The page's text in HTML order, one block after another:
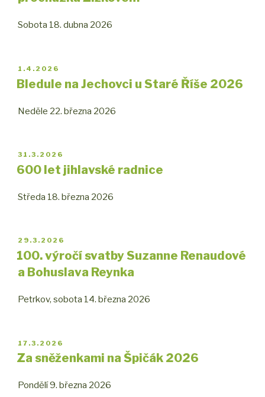
Sobota 18. dubna 2026
PUBLIKOVÁNO
1.4.2026
Bledule na Jechovci u Staré Říše 2026
Neděle 22. března 2026
PUBLIKOVÁNO
31.3.2026
600 let jihlavské radnice
Středa 18. března 2026
PUBLIKOVÁNO
29.3.2026
100. výročí svatby Suzanne Renaudové
a Bohuslava Reynka
Petrkov, sobota 14. března 2026
PUBLIKOVÁNO
17.3.2026
Za sněženkami na Špičák 2026
Pondělí 9. března 2026